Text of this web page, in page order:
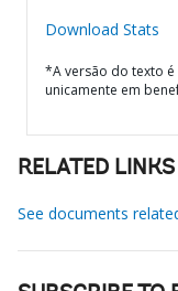
Download Stats
*A versão do texto é
unicamente em
RELATED LINKS
See documents